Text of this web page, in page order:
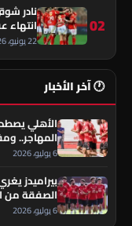
02
نادر
انتهاء
22 يونيو، 2026
🕐 آخر الأخبار
الأهلي
المهاجر..
6 يوليو، 2026
بيراميدز
الصفقة من
6 يوليو، 2026